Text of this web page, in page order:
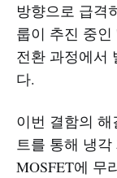
방향으로 급격
룹이 추진 중인
전환 과정에서
다.
이번 결함의 해
트를 통해 냉
MOSFET에 무